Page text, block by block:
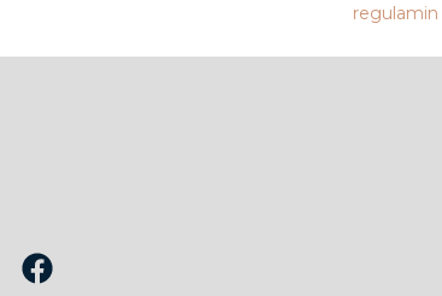
regulamin